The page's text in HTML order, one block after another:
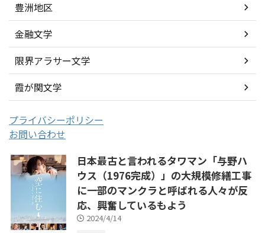
豊洲地区
金融文学
限界アラサー文学
霞が関文学
プライバシーポリシー
お問い合わせ
日本最古と言われるタワマン「与野ハ
ウス（1976完成）」の大規模修繕工事
に一部のマンクラと呼ばれる人々が反
応、興奮しているもよう
2024/4/14